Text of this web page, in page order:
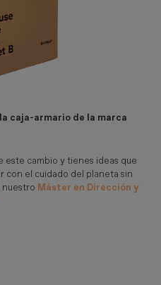
caja-armario de la marca
este cambio y tienes ideas que
con el cuidado del planeta sin
nuestro Máster en Dirección y